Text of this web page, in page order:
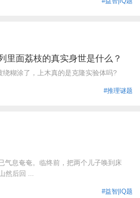
里面荔枝的真实身世是什么？
糊涂了，上木真的是克隆实验体吗?
#推理谜题
息奄奄。临终前，把两个儿子唤到床
然后回 ...
#益智|IQ题